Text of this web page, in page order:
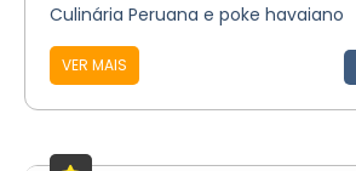
Culinária Peruana e poke havaiano
VER MAIS